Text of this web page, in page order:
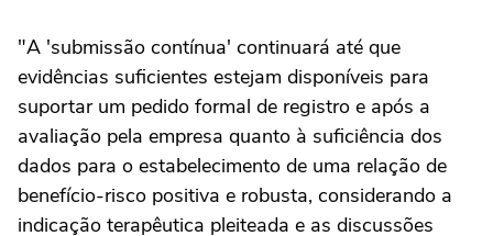
"A 'submissão contínua' continuará até que
evidências suficientes estejam disponíveis para
suportar um pedido formal de registro e após a
avaliação pela empresa quanto à suficiência dos
dados para o estabelecimento de uma relação de
benefício-risco positiva e robusta, considerando a
indicação terapêutica pleiteada e as discussões